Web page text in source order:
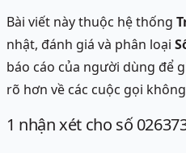
Bài viết này thuộc hệ thống
nhật, đánh giá và phân loại
báo cáo của người dùng để
rõ hơn về các cuộc gọi
1 nhận xét cho số